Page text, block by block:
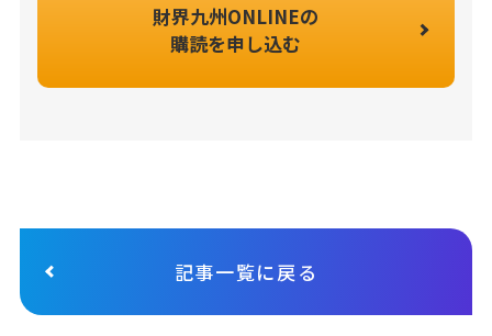
財界九州ONLINEの
購読を申し込む
記事一覧に戻る